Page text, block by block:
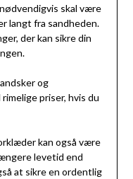
skal være
langt fra sandheden.
der kan sikre din
og
priser, hvis du
kan også være
levetid end
at sikre en ordentlig